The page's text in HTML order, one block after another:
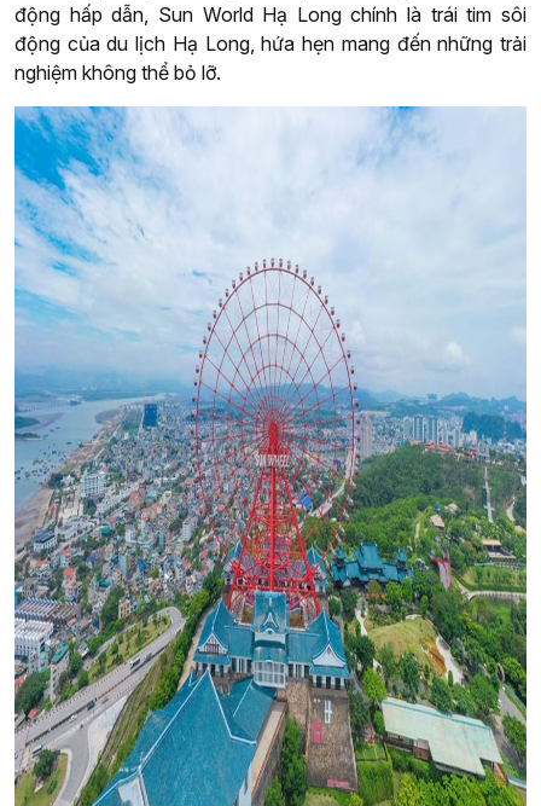
động hấp dẫn, Sun World Hạ Long chính là trái tim sôi
động của du lịch Hạ Long, hứa hẹn mang đến những trải
nghiệm không thể bỏ lỡ.